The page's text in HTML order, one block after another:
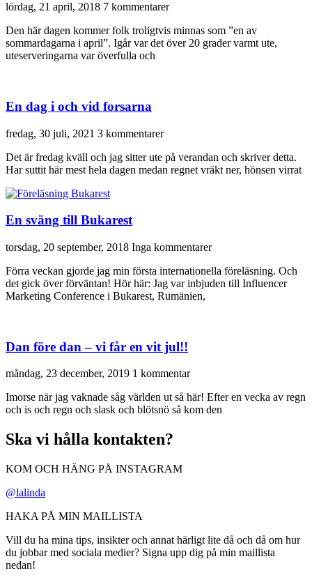
lördag, 21 april, 2018 7 kommentarer
Den här dagen kommer folk troligtvis minnas som ”en av
sommardagarna i april”. Igår var det över 20 grader varmt ute,
uteserveringarna var överfulla och
En dag i och vid forsarna
fredag, 30 juli, 2021 3 kommentarer
Det är fredag kväll och jag sitter ute på verandan och skriver detta.
Har suttit här mest hela dagen medan regnet vräkt ner, hönsen virrat
En sväng till Bukarest
torsdag, 20 september, 2018 Inga kommentarer
Förra veckan gjorde jag min första internationella föreläsning. Och
det gick över förväntan! Hör här: Jag var inbjuden till Influencer
Marketing Conference i Bukarest, Rumänien,
Dan före dan – vi får en vit jul!!
måndag, 23 december, 2019 1 kommentar
Imorse när jag vaknade såg världen ut så här! Efter en vecka av regn
och is och regn och slask och blötsnö så kom den
Ska vi hålla kontakten?
KOM OCH HÄNG PÅ INSTAGRAM
@lalinda
HAKA PÅ MIN MAILLISTA
Vill du ha mina tips, insikter och annat härligt lite då och då om hur
du jobbar med sociala medier? Signa upp dig på min maillista
nedan!